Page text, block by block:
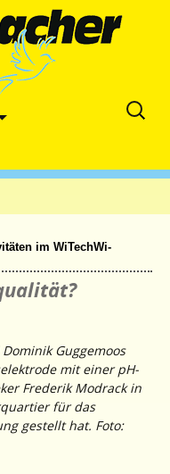
Suche
im WiTechWi-
Guggemoos
mit einer pH-
Frederik Modrack in
für das
gestellt hat. Foto: